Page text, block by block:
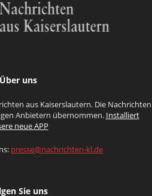
Über uns
aus Kaiserslautern. Die Nachrichten
Anbietern übernommen. Installiert
neue APP
presse@nachrichten-kl.de
Sie uns